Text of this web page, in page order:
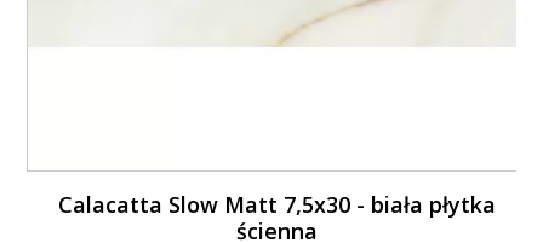
Calacatta Slow Matt 7,5x30 - biała płytka
ścienna